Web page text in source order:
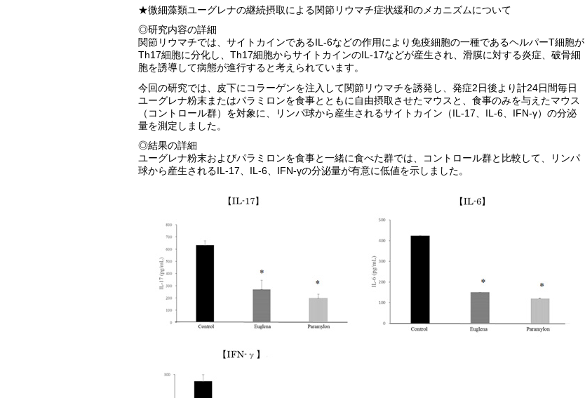
★微細藻類ユーグレナの継続摂取による関節リウマチ症状緩和のメカニズムについて
◎研究内容の詳細
関節リウマチでは、サイトカインであるIL-6などの作用により免疫細胞の一種であるヘルパーT細胞が
Th17細胞に分化し、Th17細胞からサイトカインのIL-17などが産生され、滑膜に対する炎症、破骨細
胞を誘導して病態が進行すると考えられています。
今回の研究では、皮下にコラーゲンを注入して関節リウマチを誘発し、発症2日後より計24日間毎日
ユーグレナ粉末またはパラミロンを食事とともに自由摂取させたマウスと、食事のみを与えたマウス
（コントロール群）を対象に、リンパ球から産生されるサイトカイン（IL-17、IL-6、IFN-γ）の分泌
量を測定しました。
◎結果の詳細
ユーグレナ粉末およびパラミロンを食事と一緒に食べた群では、コントロール群と比較して、リンパ
球から産生されるIL-17、IL-6、IFN-γの分泌量が有意に低値を示しました。